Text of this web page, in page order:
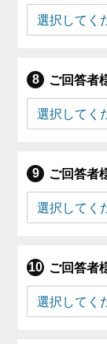
ご回答者
ご回答者
ご回答者